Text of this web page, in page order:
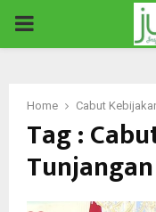
PRIMARY
Home Cabut
Tag :